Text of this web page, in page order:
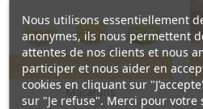
AJOUTER AU PANIER
Macarons
Nous utilisons essentiellement
anonymes, ils nous permettent
attentes de nos clients et nous
participer et nous aider en
cookies en cliquant sur
sur "Je refuse". Merci pour votre